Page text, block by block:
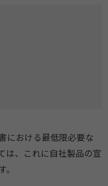
における最低限必要な
は、これに自社製品の宣